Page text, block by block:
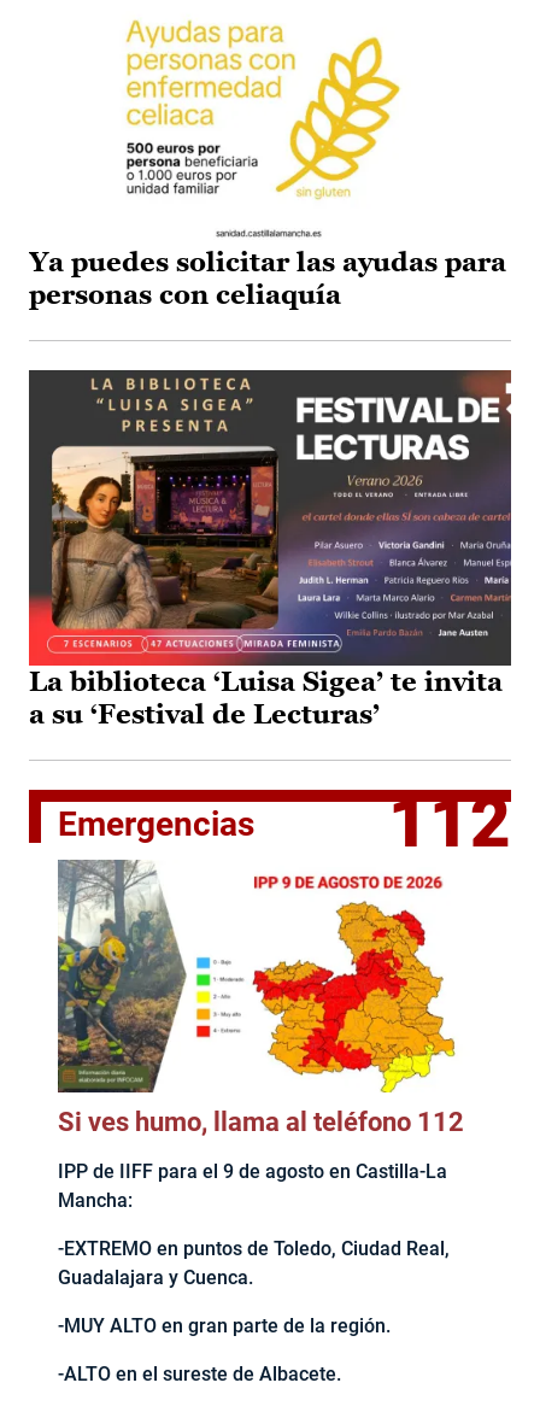
Ya puedes solicitar las ayudas para
personas con celiaquía
La biblioteca ‘Luisa Sigea’ te invita
a su ‘Festival de Lecturas’
Emergencias 112
Si ves humo, llama al teléfono 112
IPP de IIFF para el 9 de agosto en Castilla-La
Mancha:
-EXTREMO en puntos de Toledo, Ciudad Real,
Guadalajara y Cuenca.
-MUY ALTO en gran parte de la región.
-ALTO en el sureste de Albacete.